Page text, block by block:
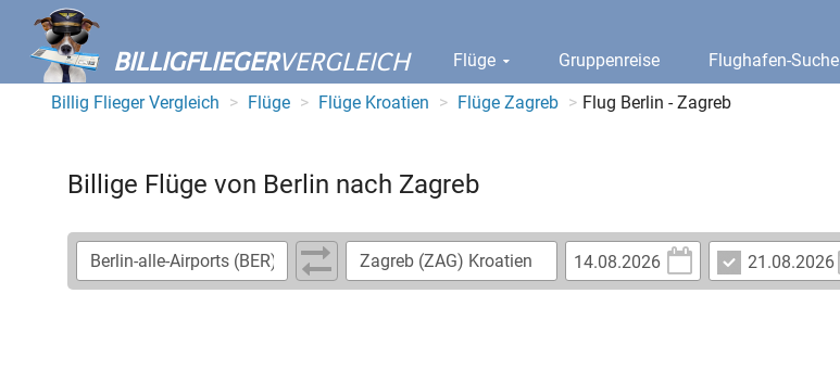
BILLIGFLIEGERVERGLEICH Flüge Gruppenreise Flughafen-Suche
Billig Flieger Vergleich Flüge Flüge Kroatien Flüge Zagreb Flug Berlin - Zagreb
Billige Flüge von Berlin nach Zagreb